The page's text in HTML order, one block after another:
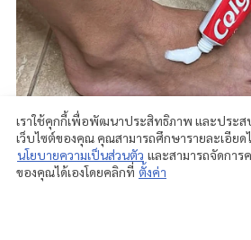
เราใช้คุกกี้เพื่อพัฒนาประสิทธิภาพ และประส
เว็บไซต์ของคุณ คุณสามารถศึกษารายละเอียด
นโยบายความเป็นส่วนตัว และสามารถจัดการ
ของคุณได้เองโดยคลิกที่ ตั้งค่า